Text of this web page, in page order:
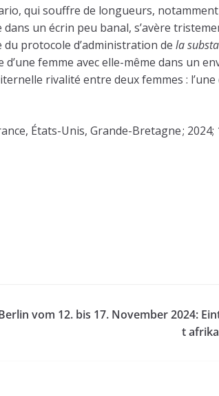
qui souffre de longueurs,
un écrin peu banal, s’avère
du protocole d’administration de la
femme avec elle-même dans un
rivalité entre deux femmes : l’une
États-Unis, Grande-Bretagne ; 2024;
vom 12. bis 17. November 2024:
t